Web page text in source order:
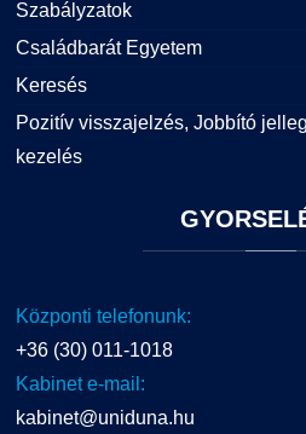
Szabályzatok
Családbarát Egyetem
Keresés
Pozitív visszajelzés, Jobbító
kezelés
Központi telefonunk:
+36 (30) 011-1018
Kabinet e-mail:
kabinet@uniduna.hu